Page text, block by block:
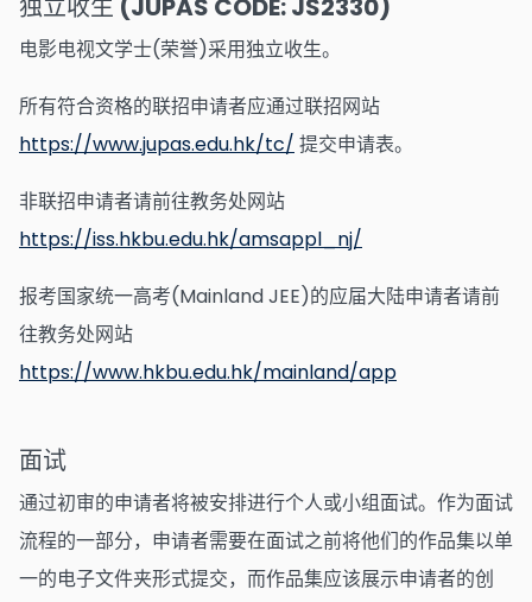
独立收生 (JUPAS CODE: JS2330)
电影电视文学士(荣誉)采用独立收生。
所有符合资格的联招申请者应通过联招网站
https://www.jupas.edu.hk/tc/ 提交申请表。
非联招申请者请前往教务处网站
https://iss.hkbu.edu.hk/amsappl_nj/
报考国家统一高考(Mainland JEE)的应届大陆申请者请前
往教务处网站
https://www.hkbu.edu.hk/mainland/app
面试
通过初审的申请者将被安排进行个人或小组面试。作为面试
流程的一部分，申请者需要在面试之前将他们的作品集以单
一的电子文件夹形式提交，而作品集应该展示申请者的创